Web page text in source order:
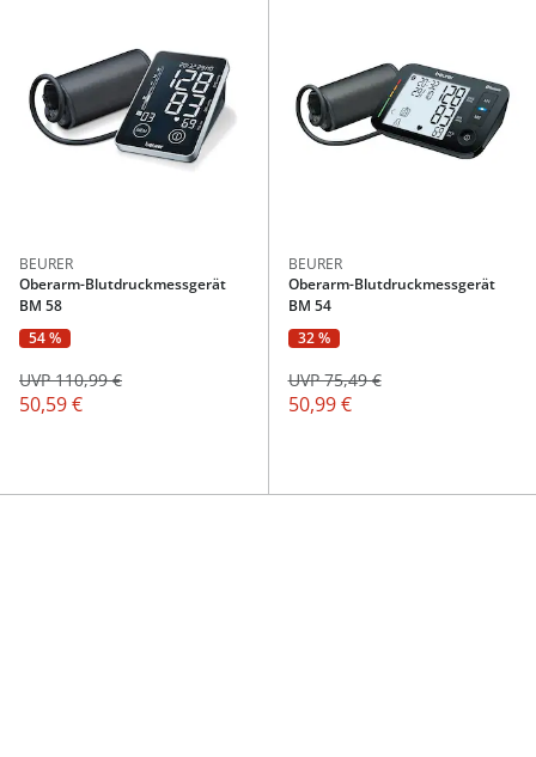
BEURER
Oberarm-Blutdruckmessgerät
BM 58
54 %
50,59 €
UVP 110,99 €
BEURER
Oberarm-Blutdruckmessgerät
BM 54
32 %
50,99 €
UVP 75,49 €